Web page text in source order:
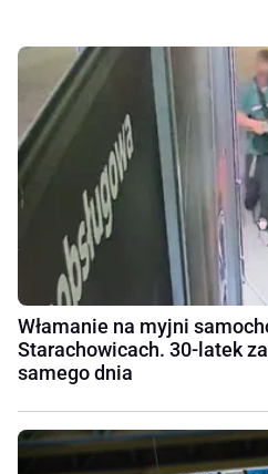
Włamanie na myjni
Starachowicach. 30-latek
samego dnia